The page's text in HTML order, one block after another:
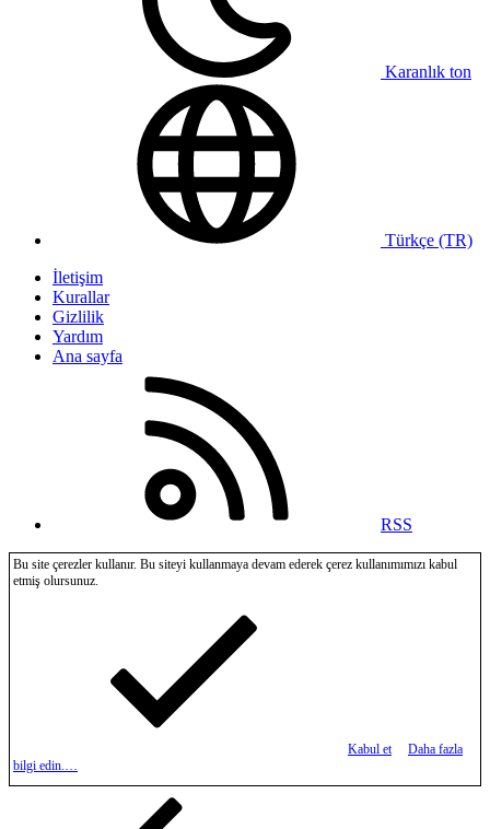
Karanlık ton
Türkçe (TR)
İletişim
Kurallar
Gizlilik
Yardım
Ana sayfa
RSS
Bu site çerezler kullanır. Bu siteyi kullanmaya devam ederek çerez kullanımımızı kabul
etmiş olursunuz.
Kabul et
Daha fazla
bilgi edin.…